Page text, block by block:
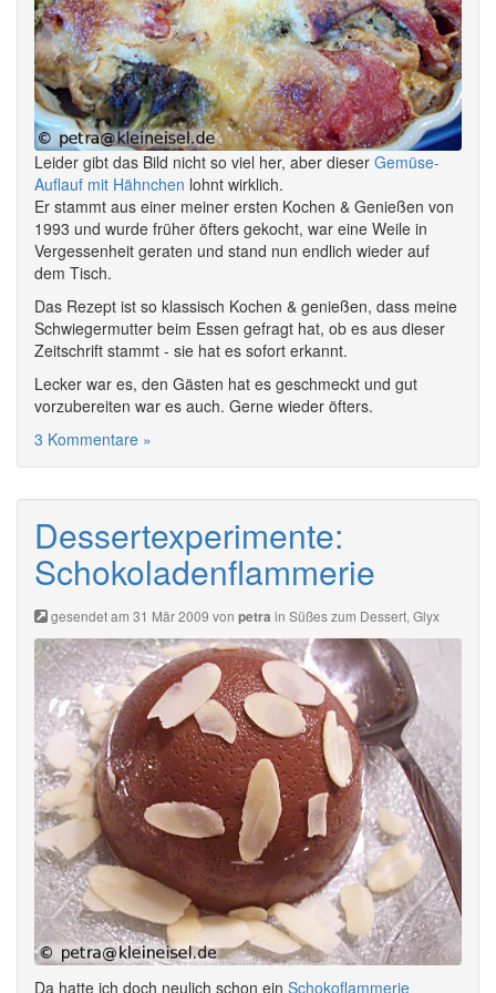
Leider gibt das Bild nicht so viel her, aber dieser Gemüse-
Auflauf mit Hähnchen lohnt wirklich.
Er stammt aus einer meiner ersten Kochen & Genießen von
1993 und wurde früher öfters gekocht, war eine Weile in
Vergessenheit geraten und stand nun endlich wieder auf
dem Tisch.
Das Rezept ist so klassisch Kochen & genießen, dass meine
Schwiegermutter beim Essen gefragt hat, ob es aus dieser
Zeitschrift stammt - sie hat es sofort erkannt.
Lecker war es, den Gästen hat es geschmeckt und gut
vorzubereiten war es auch. Gerne wieder öfters.
3 Kommentare »
Dessertexperimente:
Schokoladenflammerie
gesendet am 31 Mär 2009 von petra in Süßes zum Dessert, Glyx
Da hatte ich doch neulich schon ein Schokoflammerie